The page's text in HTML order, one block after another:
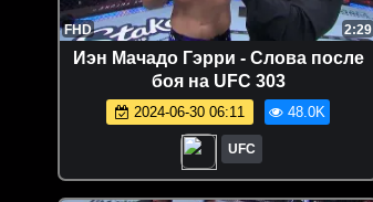
FHD 2:29
Иэн Мачадо Гэрри - Слова после
боя на UFC 303
2024-06-30 06:11 48.0K
UFC